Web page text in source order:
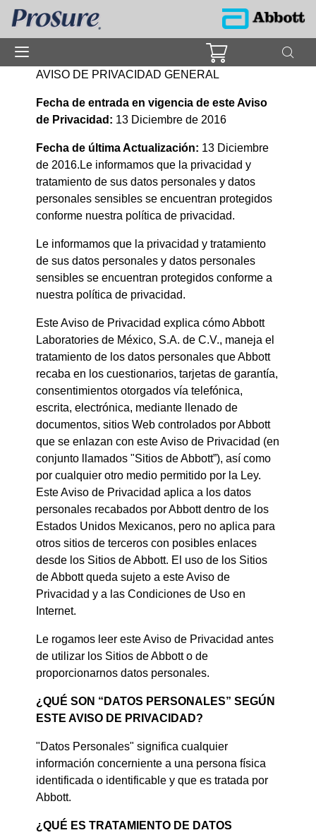
AVISO DE PRIVACIDAD GENERAL
Fecha de entrada en vigencia de este Aviso
de Privacidad: 13 Diciembre de 2016
Fecha de última Actualización: 13 Diciembre
de 2016.Le informamos que la privacidad y
tratamiento de sus datos personales y datos
personales sensibles se encuentran protegidos
conforme nuestra política de privacidad.
Le informamos que la privacidad y tratamiento
de sus datos personales y datos personales
sensibles se encuentran protegidos conforme a
nuestra política de privacidad.
Este Aviso de Privacidad explica cómo Abbott
Laboratories de México, S.A. de C.V., maneja el
tratamiento de los datos personales que Abbott
recaba en los cuestionarios, tarjetas de garantía,
consentimientos otorgados vía telefónica,
escrita, electrónica, mediante llenado de
documentos, sitios Web controlados por Abbott
que se enlazan con este Aviso de Privacidad (en
conjunto llamados "Sitios de Abbott”), así como
por cualquier otro medio permitido por la Ley.
Este Aviso de Privacidad aplica a los datos
personales recabados por Abbott dentro de los
Estados Unidos Mexicanos, pero no aplica para
otros sitios de terceros con posibles enlaces
desde los Sitios de Abbott. El uso de los Sitios
de Abbott queda sujeto a este Aviso de
Privacidad y a las Condiciones de Uso en
Internet.
Le rogamos leer este Aviso de Privacidad antes
de utilizar los Sitios de Abbott o de
proporcionarnos datos personales.
¿QUÉ SON “DATOS PERSONALES” SEGÚN
ESTE AVISO DE PRIVACIDAD?
"Datos Personales" significa cualquier
información concerniente a una persona física
identificada o identificable y que es tratada por
Abbott.
¿QUÉ ES TRATAMIENTO DE DATOS